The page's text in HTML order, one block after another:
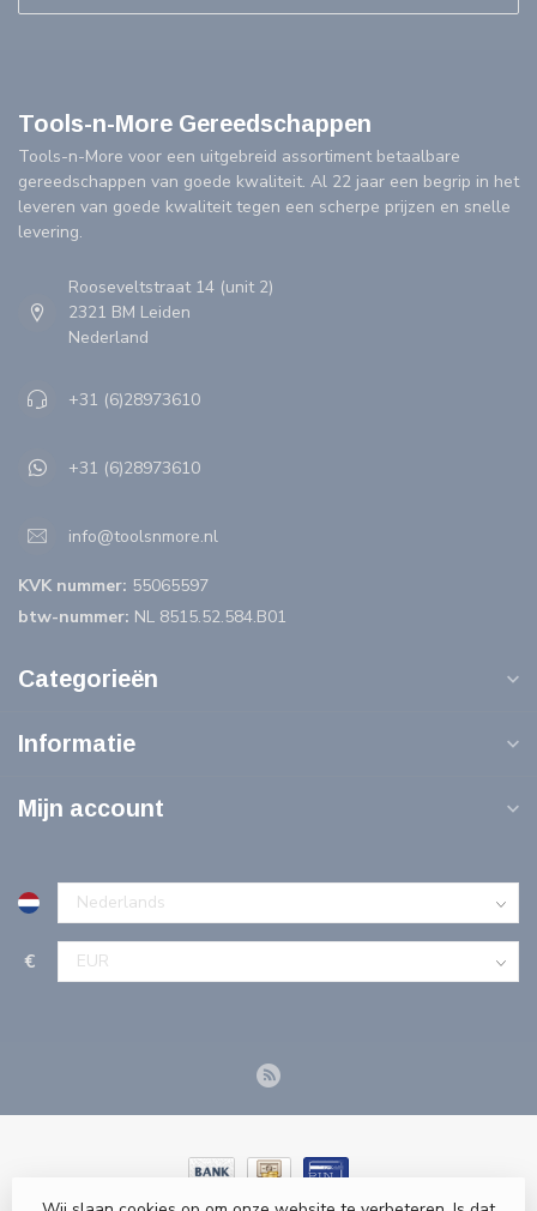
Tools-n-More Gereedschappen
Tools-n-More voor een uitgebreid assortiment betaalbare
gereedschappen van goede kwaliteit. Al 22 jaar een begrip in het
leveren van goede kwaliteit tegen een scherpe prijzen en snelle
levering.
Rooseveltstraat 14 (unit 2)
2321 BM Leiden
Nederland
+31 (6)28973610
+31 (6)28973610
info@toolsnmore.nl
KVK nummer: 55065597
btw-nummer: NL 8515.52.584.B01
Categorieën
Informatie
Mijn account
€